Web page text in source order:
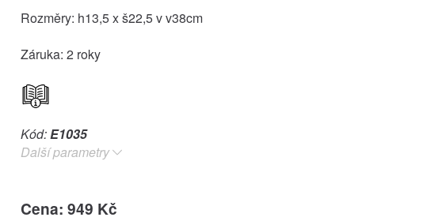
Rozměry: h13,5 x š22,5 v v38cm
Záruka: 2 roky
Kód:E1035
Další parametry
Cena: 949 Kč